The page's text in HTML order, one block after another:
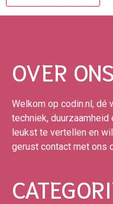
OVER ONS
Welkom op codin.nl,
techniek,
leukst te vertellen en
gerust contact met ons